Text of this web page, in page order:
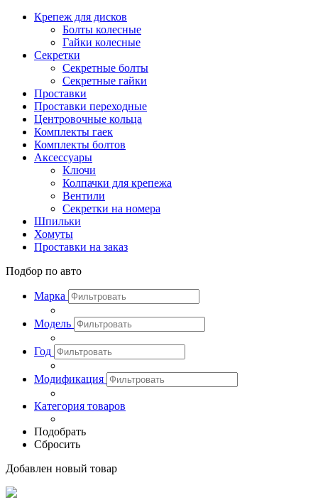
Крепеж для дисков
Болты колесные
Гайки колесные
Секретки
Секретные болты
Секретные гайки
Проставки
Проставки переходные
Центровочные кольца
Комплекты гаек
Комплекты болтов
Аксессуары
Ключи
Колпачки для крепежа
Вентили
Секретки на номера
Шпильки
Хомуты
Проставки на заказ
Подбор по авто
Марка
Модель
Год
Модификация
Категория товаров
Подобрать
Сбросить
Добавлен новый товар